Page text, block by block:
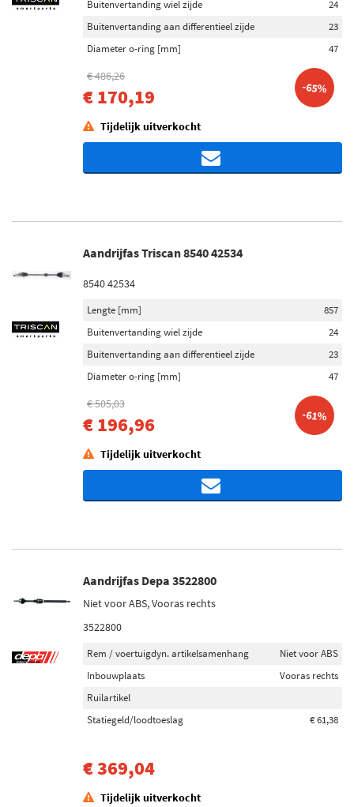
Buitenvertanding wiel zijde
24
Buitenvertanding aan differentieel zijde
23
Diameter o-ring [mm]
47
€ 486,26
€ 170,19 -65%
Tijdelijk uitverkocht
Aandrijfas Triscan 8540 42534
8540 42534
Lengte [mm]
857
Buitenvertanding wiel zijde
24
Buitenvertanding aan differentieel zijde
23
Diameter o-ring [mm]
47
€ 505,03
€ 196,96 -61%
Tijdelijk uitverkocht
Aandrijfas Depa 3522800
Niet voor ABS, Vooras rechts
3522800
Rem / voertuigdyn. artikelsamenhang
Niet voor ABS
Inbouwplaats
Vooras rechts
Ruilartikel
Statiegeld/loodtoeslag
€ 61,38
€ 369,04
Tijdelijk uitverkocht